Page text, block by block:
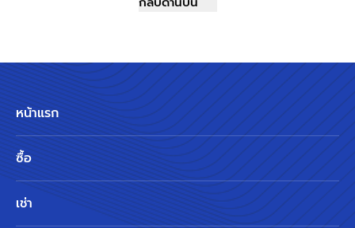
หน้าแรก
ซื้อ
เช่า